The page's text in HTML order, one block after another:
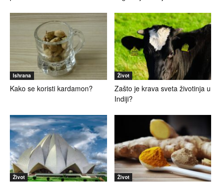
Ishrana
Kako se koristi kardamon?
Život
Zašto je krava sveta životinja u
Indiji?
Život Život